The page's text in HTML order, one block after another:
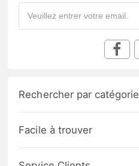
Rechercher par catégorie
Facile à trouver